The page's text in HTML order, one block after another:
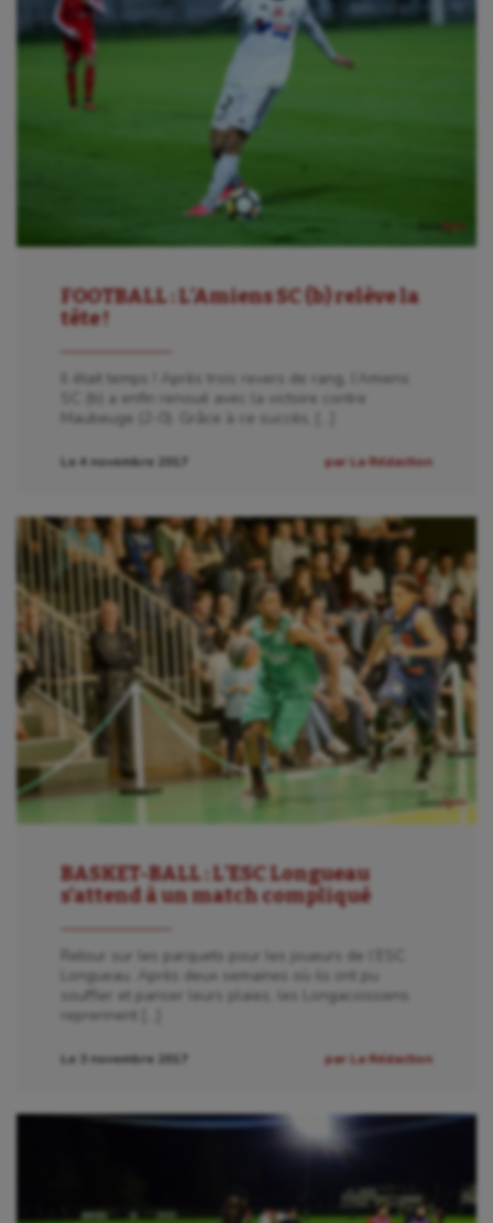
FOOTBALL : L’Amiens SC (b) relève la
tête !
Il était temps ! Après trois revers de rang, l’Amiens
SC (b) a enfin renoué avec la victoire contre
Maubeuge (2-0). Grâce à ce succès, […]
Le 4 novembre 2017 par La Rédaction
BASKET-BALL : L’ESC Longueau
s’attend à un match compliqué
Retour sur les parquets pour les joueurs de l’ESC
Longueau. Après deux semaines où ils ont pu
souffler et panser leurs plaies, les Longacoissiens
reprennent […]
Le 3 novembre 2017 par La Rédaction